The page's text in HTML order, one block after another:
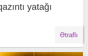
yatağı
Ətraflı